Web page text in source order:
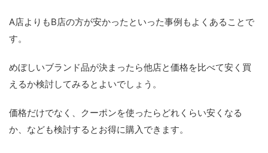
A店よりもB店の方が安かったといった事例もよくあることで
す。
めぼしいブランド品が決まったら他店と価格を比べて安く買
えるか検討してみるとよいでしょう。
価格だけでなく、クーポンを使ったらどれくらい安くなる
か、なども検討するとお得に購入できます。